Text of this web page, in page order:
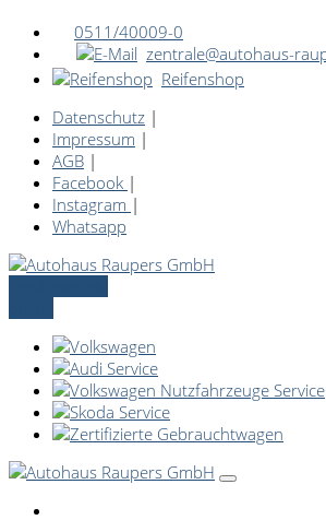
0511/40009-0
zentrale@autohaus-
Reifenshop
Datenschutz |
Impressum |
AGB |
Facebook |
Instagram |
Whatsapp